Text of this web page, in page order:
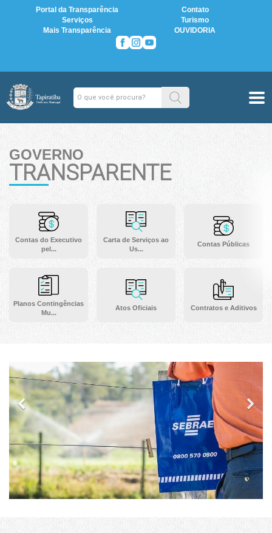
Portal da Transparência
Contato
Serviços
Turismo
Mais Transparência
OUVIDORIA
GOVERNO
TRANSPARENTE
Contas do Executivo
pel...
Planos Contingências
Mu...
Carta de Serviços ao
Us...
Atos Oficiais
Contas Públicas
Contratos e Aditivos
Previous